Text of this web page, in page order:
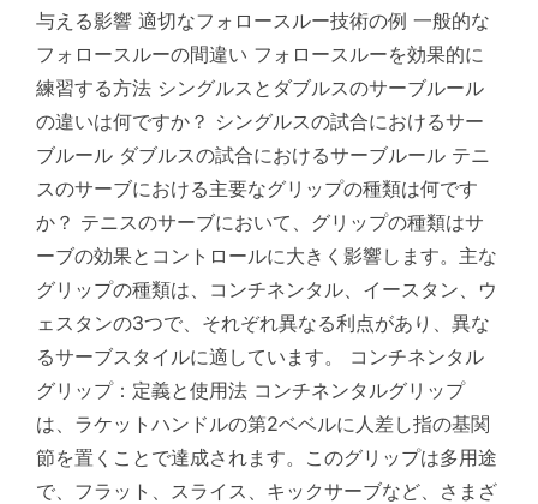
与える影響 適切なフォロースルー技術の例 一般的な
フォロースルーの間違い フォロースルーを効果的に
練習する方法 シングルスとダブルスのサーブルール
の違いは何ですか？ シングルスの試合におけるサー
ブルール ダブルスの試合におけるサーブルール テニ
スのサーブにおける主要なグリップの種類は何です
か？ テニスのサーブにおいて、グリップの種類はサ
ーブの効果とコントロールに大きく影響します。主な
グリップの種類は、コンチネンタル、イースタン、ウ
ェスタンの3つで、それぞれ異なる利点があり、異な
るサーブスタイルに適しています。 コンチネンタル
グリップ：定義と使用法 コンチネンタルグリップ
は、ラケットハンドルの第2ベベルに人差し指の基関
節を置くことで達成されます。このグリップは多用途
で、フラット、スライス、キックサーブなど、さまざ